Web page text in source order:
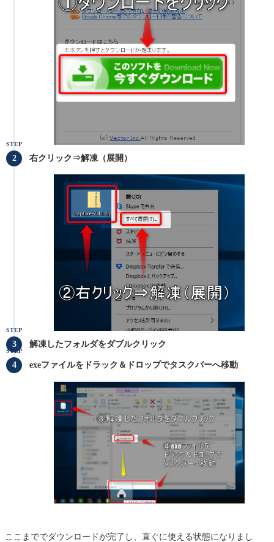
STEP
右クリック⇒解凍（展開）
STEP
解凍したフォルダをダブルクリック
STEP
exeファイルをドラック＆ドロップでタスクバーへ移動
ここまででダウンロードが完了し、直ぐに使える状態になりまし